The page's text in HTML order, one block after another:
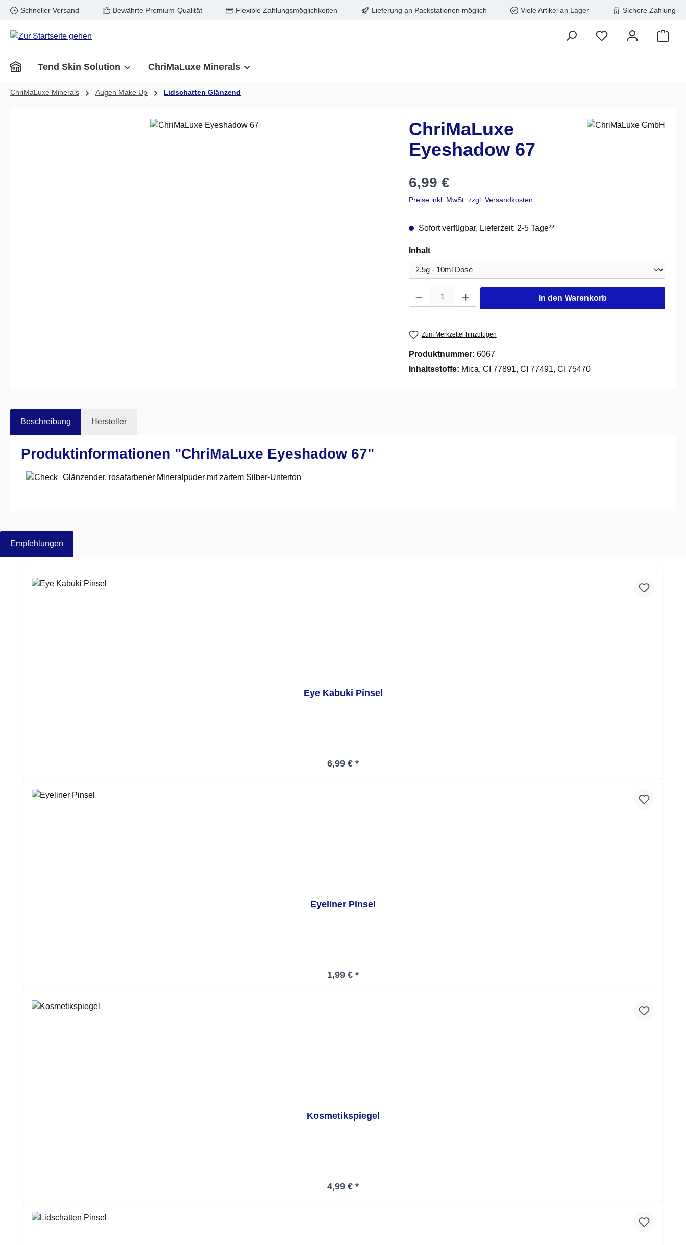
Hauptinhalt springen
Zur Suche springen
Zur Hauptnavigation springen
Schneller Versand Bewährte Premium-Qualität Flexible Zahlungsmöglichkeiten Lieferung an Packstationen möglich Viele Artikel an Lager Sichere Zahlung
Tend Skin Solution ChriMaLuxe Minerals
ChriMaLuxe Minerals Augen Make Up Lidschatten Glänzend
ChriMaLuxe
Eyeshadow 67
Regulärer Preis:
6,99 €
Preise inkl. MwSt. zzgl. Versandkosten
Sofort verfügbar, Lieferzeit: 2-5 Tage**
Inhaltauswählen
In den Warenkorb
Zum Merkzettel hinzufügen
Produktnummer: 6067
Inhaltsstoffe: Mica, CI 77891, CI 77491, CI 75470
Beschreibung Hersteller
Produktinformationen "ChriMaLuxe Eyeshadow 67"
Glänzender, rosafarbener Mineralpuder mit zartem Silber-Unterton
Empfehlungen
Eye Kabuki Pinsel
Regulärer Preis:
6,99 € *
Eyeliner Pinsel
Regulärer Preis:
1,99 € *
Kosmetikspiegel
Regulärer Preis:
4,99 € *